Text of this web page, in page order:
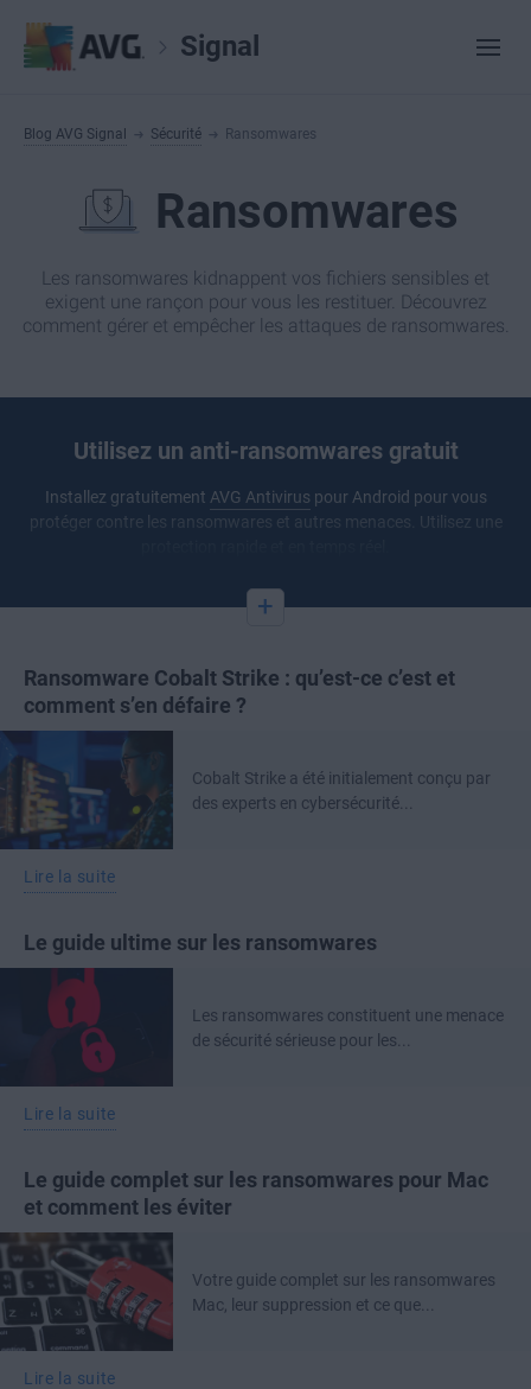
Signal
Blog AVG Signal Sécurité Ransomwares
Ransomwares
Les ransomwares kidnappent vos fichiers sensibles et
exigent une rançon pour vous les restituer. Découvrez
comment gérer et empêcher les attaques de ransomwares.
Utilisez un anti-ransomwares gratuit
Installez gratuitement AVG Antivirus pour Android pour vous
protéger contre les ransomwares et autres menaces. Utilisez une
+
Ransomware Cobalt Strike : qu’est-ce c’est et
comment s’en défaire ?
Cobalt Strike a été initialement conçu par
des experts en cybersécurité...
Lire la suite
Le guide ultime sur les ransomwares
Les ransomwares constituent une menace
de sécurité sérieuse pour les...
Lire la suite
Le guide complet sur les ransomwares pour Mac
et comment les éviter
Votre guide complet sur les ransomwares
Mac, leur suppression et ce que...
Lire la suite